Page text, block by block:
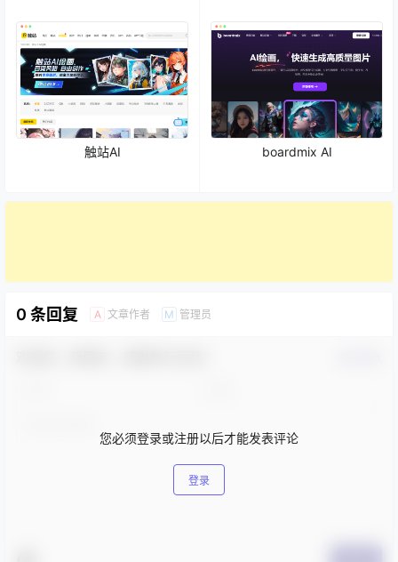
触站AI boardmix AI
0 条回复 A 文章作者 M 管理员
您必须登录或注册以后才能发表评论
登录